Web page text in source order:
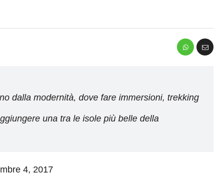
dalla modernità, dove fare immersioni, trekking
una tra le isole più belle della
4, 2017